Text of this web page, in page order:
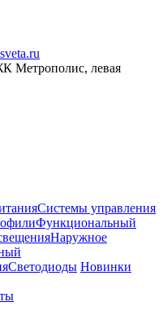
Метрополис, левая
Системы управления
Функциональный
Наружное
Светодиоды Новинки